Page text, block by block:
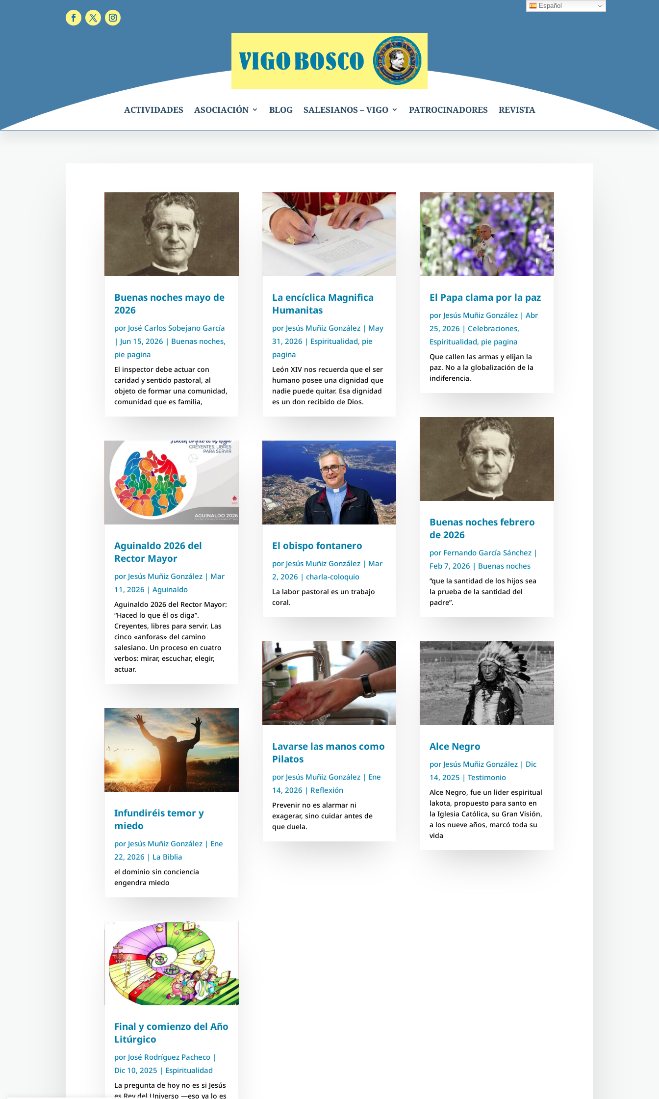
ACTIVIDADES ASOCIACIÓN BLOG SALESIANOS – VIGO PATROCINADORES REVISTA
Buenas noches mayo de
2026
por José Carlos Sobejano García
| Jun 15, 2026 | Buenas noches,
pie pagina
El inspector debe actuar con
caridad y sentido pastoral, al
objeto de formar una comunidad,
comunidad que es familia,
Aguinaldo 2026 del
Rector Mayor
por Jesús Muñiz González | Mar
11, 2026 |Aguinaldo
Aguinaldo 2026 del Rector Mayor:
“Haced lo que él os diga”.
Creyentes, libres para servir. Las
cinco «anforas» del camino
salesiano. Un proceso en cuatro
verbos: mirar, escuchar, elegir,
actuar.
Infundiréis temor y
miedo
por Jesús Muñiz González | Ene
22, 2026 | La Biblia
el dominio sin conciencia
engendra miedo
Final y comienzo del Año
Litúrgico
por José Rodríguez Pacheco |
Dic 10, 2025 | Espiritualidad
La pregunta de hoy no es si Jesús
es Rey del Universo —eso ya lo es
La encíclica Magnifica
Humanitas
por Jesús Muñiz González| May
31, 2026 | Espiritualidad, pie
pagina
León XIV nos recuerda que el ser
humano posee una dignidad que
nadie puede quitar. Esa dignidad
es un don recibido de Dios.
El obispo fontanero
por Jesús Muñiz González| Mar
2, 2026 | charla-coloquio
La labor pastoral es un trabajo
coral.
Lavarse las manos como
Pilatos
por Jesús Muñiz González| Ene
14, 2026 | Reflexión
Prevenir no es alarmar ni
exagerar, sino cuidar antes de
que duela.
El Papa clama por la paz
por Jesús Muñiz González |Abr
25, 2026 | Celebraciones,
Espiritualidad, pie pagina
Que callen las armas y elijan la
paz. No a la globalización de la
indiferencia.
Buenas noches febrero
de 2026
por Fernando García Sánchez |
Feb 7, 2026 | Buenas noches
“que la santidad de los hijos sea
la prueba de la santidad del
padre”.
Alce Negro
por Jesús Muñiz González | Dic
14, 2025 |Testimonio
Alce Negro, fue un lider espiritual
lakota, propuesto para santo en
la Iglesia Católica, su Gran Visión,
a los nueve años, marcó toda su
vida
Español